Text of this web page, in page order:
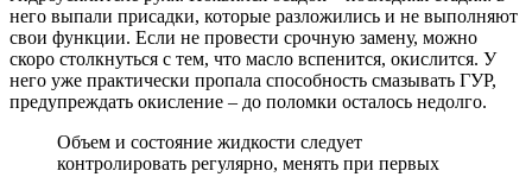
него выпали присадки, которые разложились и не выполняют
свои функции. Если не провести срочную замену, можно
скоро столкнуться с тем, что масло вспенится, окислится. У
него уже практически пропала способность смазывать ГУР,
предупреждать окисление – до поломки осталось недолго.
Объем и состояние жидкости следует
контролировать регулярно, менять при первых